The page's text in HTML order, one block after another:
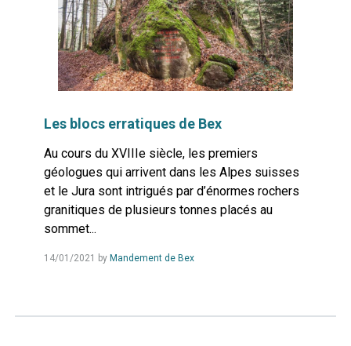
Les blocs erratiques de Bex
Au cours du XVIIIe siècle, les premiers
géologues qui arrivent dans les Alpes suisses
et le Jura sont intrigués par d’énormes rochers
granitiques de plusieurs tonnes placés au
sommet...
14/01/2021 by Mandement de BexRead